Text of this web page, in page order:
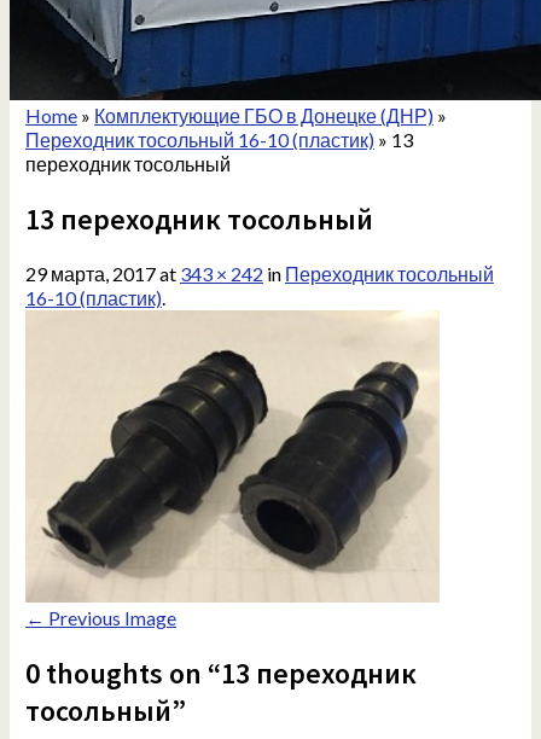
Home» Комплектующие ГБО в Донецке (ДНР)»
Переходник тосольный 16-10 (пластик)» 13
переходник тосольный
13 переходник тосольный
29 марта, 2017at 343 × 242 in Переходник тосольный
16-10 (пластик).
← Previous Image
0 thoughts on “13 переходник
тосольный”